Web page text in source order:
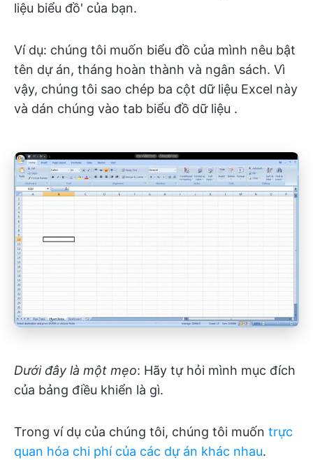
liệu biểu đồ' của bạn.
Ví dụ: chúng tôi muốn biểu đồ của mình nêu bật
tên dự án, tháng hoàn thành và ngân sách. Vì
vậy, chúng tôi sao chép ba cột dữ liệu Excel này
và dán chúng vào tab biểu đồ dữ liệu .
Dưới đây là một mẹo: Hãy tự hỏi mình mục đích
của bảng điều khiển là gì.
Trong ví dụ của chúng tôi, chúng tôi muốn trực
quan hóa chi phí của các dự án khác nhau.